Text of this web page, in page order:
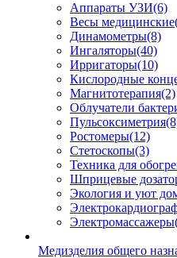
Аппараты УЗИ(6)
Весы медицинские
Динамометры(8)
Ингаляторы(40)
Ирригаторы(10)
Кислородные
Магнитотерапия(2)
Облучатели
Пульсоксиметрия
Ростомеры(12)
Стетоскопы(3)
Техника для
Шприцевые
Экология и уют
Электромассажеры
Медизделия общего